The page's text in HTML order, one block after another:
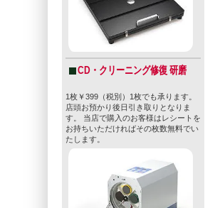
CD・クリーニング修復 研磨
1枚￥399（税別）1枚でも承ります。
店頭お預かり後日引き取りとなりま
す。 当店で購入のお客様はレシートを
お持ちいただければその枚数無料でい
たします。